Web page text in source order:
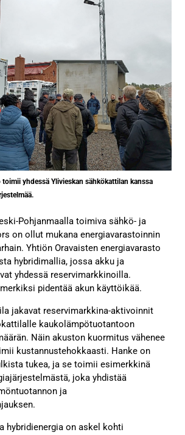
toimii yhdessä Ylivieskan sähkökattilan kanssa
Pohjanmaalla toimiva sähkö- ja
on ollut mukana energiavarastoinnin
Yhtiön Oravaisten energiavarasto
hybridimallia, jossa akku ja
yhdessä reservimarkkinoilla.
pidentää akun käyttöikää.
jakavat reservimarkkina-aktivoinnit
kaukolämpötuotantoon
Näin akuston kuormitus vähenee
kustannustehokkaasti. Hanke on
tukea, ja se toimii esimerkkinä
joka yhdistää
ja
hybridienergia on askel kohti